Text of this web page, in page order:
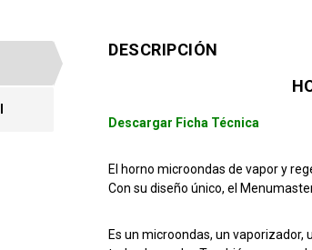
DESCRIPCIÓN
Descargar Ficha Técnica
El horno microondas de vapor y
Con su diseño único, el
Es un microondas, un